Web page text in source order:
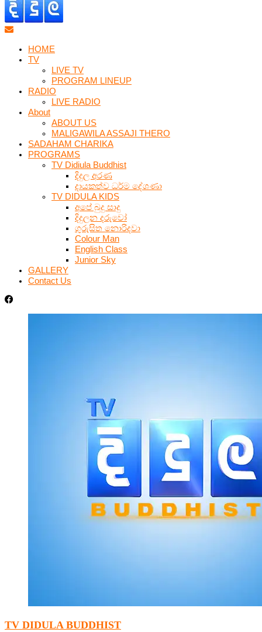
HOME
TV
LIVE TV
PROGRAM LINEUP
RADIO
LIVE RADIO
About
ABOUT US
MALIGAWILA ASSAJI THERO
SADAHAM CHARIKA
PROGRAMS
TV Didiula Buddhist
දිදුල අරණ
දායකත්ව ධර්ම දේශණා
TV DIDULA KIDS
අපේ බුදු සාදු
දිදුලන දරුවෝ
ගුරුසිත නොරිදවා
Colour Man
English Class
Junior Sky
GALLERY
Contact Us
TV DIDULA BUDDHIST